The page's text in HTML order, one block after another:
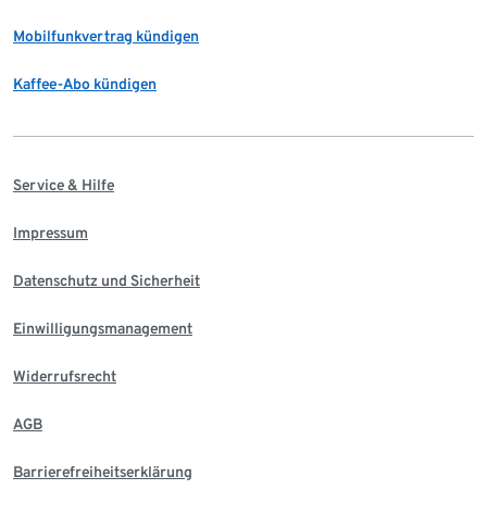
Mobilfunkvertrag kündigen
Kaffee-Abo kündigen
Service & Hilfe
Impressum
Datenschutz und Sicherheit
Einwilligungsmanagement
Widerrufsrecht
AGB
Barrierefreiheitserklärung